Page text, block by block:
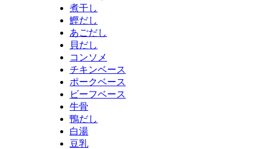
煮干し
鰹だし
あごだし
貝だし
コンソメ
チキンベース
ポークベース
ビーフベース
牛骨
鴨だし
白湯
豆乳